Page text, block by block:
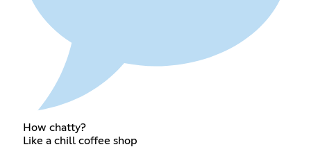
How chatty?
Like a chill coffee shop